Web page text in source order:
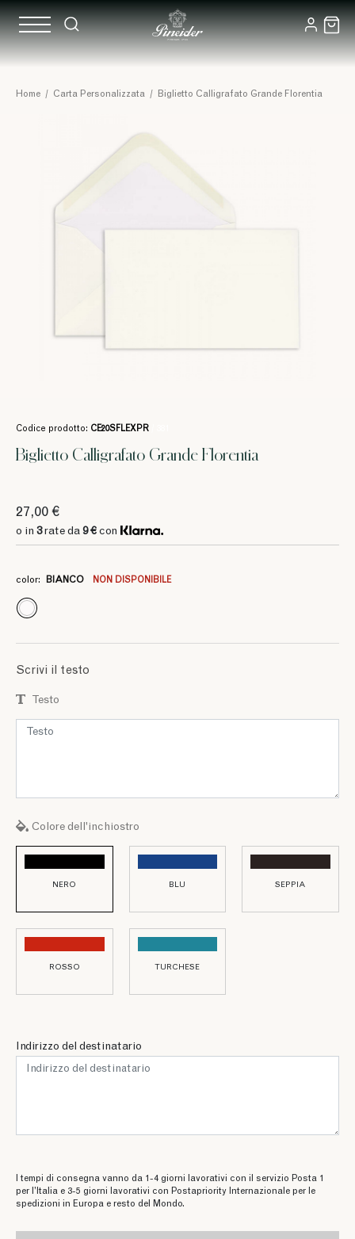
Home / Carta Personalizzata / Biglietto Calligrafato Grande Florentia
Codice prodotto: CE20SFLEXPR
Biglietto Calligrafato Grande Florentia
27,00 €
o in 3rate da 9 € con
color: BIANCO NON DISPONIBILE
Scrivi il testo
Testo
Colore dell'inchiostro
NERO BLU SEPPIA
ROSSO TURCHESE
Indirizzo del destinatario
I tempi di consegna vanno da 1-4 giorni lavorativi con il servizio Posta 1
per l’Italia e 3-5 giorni lavorativi con Postapriority Internazionale per le
spedizioni in Europa e resto del Mondo.